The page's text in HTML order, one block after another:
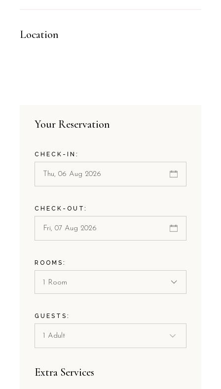
Location
Your Reservation
CHECK-IN:
CHECK-OUT:
ROOMS:
1 Room
GUESTS:
Extra Services